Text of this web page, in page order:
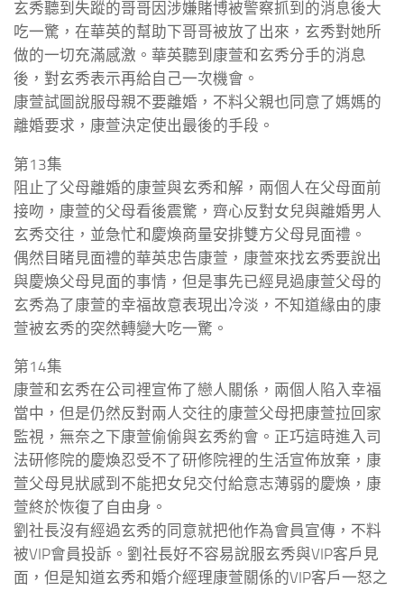
玄秀聽到失蹤的哥哥因涉嫌賭博被警察抓到的消息後大
吃一驚，在華英的幫助下哥哥被放了出來，玄秀對她所
做的一切充滿感激。華英聽到康萱和玄秀分手的消息
後，對玄秀表示再給自己一次機會。
康萱試圖說服母親不要離婚，不料父親也同意了媽媽的
離婚要求，康萱決定使出最後的手段。
第13集
阻止了父母離婚的康萱與玄秀和解，兩個人在父母面前
接吻，康萱的父母看後震驚，齊心反對女兒與離婚男人
玄秀交往，並急忙和慶煥商量安排雙方父母見面禮。
偶然目睹見面禮的華英忠告康萱，康萱來找玄秀要說出
與慶煥父母見面的事情，但是事先已經見過康萱父母的
玄秀為了康萱的幸福故意表現出冷淡，不知道緣由的康
萱被玄秀的突然轉變大吃一驚。
第14集
康萱和玄秀在公司裡宣佈了戀人關係，兩個人陷入幸福
當中，但是仍然反對兩人交往的康萱父母把康萱拉回家
監視，無奈之下康萱偷偷與玄秀約會。正巧這時進入司
法研修院的慶煥忍受不了研修院裡的生活宣佈放棄，康
萱父母見狀感到不能把女兒交付給意志薄弱的慶煥，康
萱終於恢復了自由身。
劉社長沒有經過玄秀的同意就把他作為會員宣傳，不料
被VIP會員投訴。劉社長好不容易說服玄秀與VIP客戶見
面，但是知道玄秀和婚介經理康萱關係的VIP客戶一怒之